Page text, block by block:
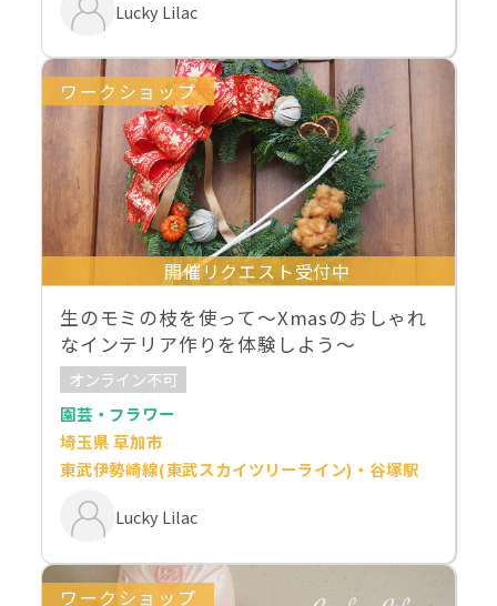
Lucky Lilac
ワークショップ
開催リクエスト受付中
生のモミの枝を使って～Xmasのおしゃれ
なインテリア作りを体験しよう～
オンライン不可
園芸・フラワー
埼玉県 草加市
東武伊勢崎線(東武スカイツリーライン)・谷塚駅
Lucky Lilac
ワークショップ